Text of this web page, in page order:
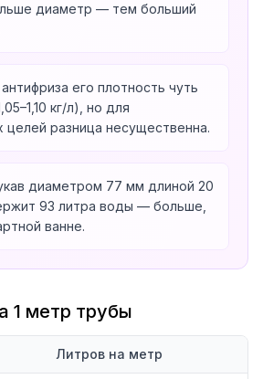
диаметр — тем больший
его плотность чуть
кг/л), но для
целей разница несущественна.
диаметром 77 мм длиной 20
93 литра воды — больше,
ванне.
1 метр трубы
Литров на метр